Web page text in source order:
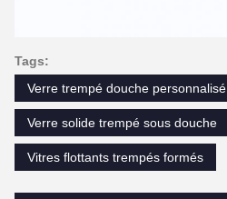
Tags:
Verre trempé douche personnalisé
Verre solide trempé sous douche
Vitres flottants trempés formés